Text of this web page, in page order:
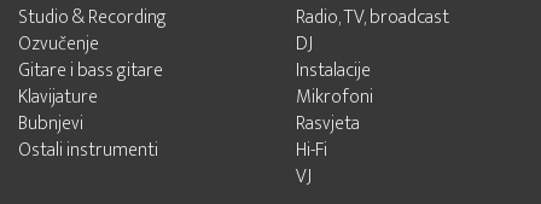
Studio & Recording
Ozvučenje
Gitare i bass gitare
Klavijature
Bubnjevi
Ostali instrumenti
Radio, TV, broadcast
DJ
Instalacije
Mikrofoni
Rasvjeta
Hi-Fi
VJ